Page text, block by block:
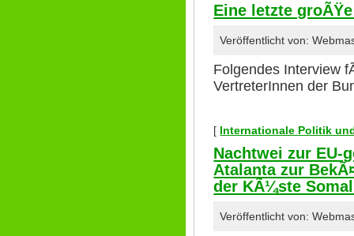
Eine letzte
Veröffentlicht von:
Folgendes Interview
VertreterInnen der
[ Internationale Politik
Nachtwei zur EU-
Atalanta zur
der KÃ¼ste
Veröffentlicht von: